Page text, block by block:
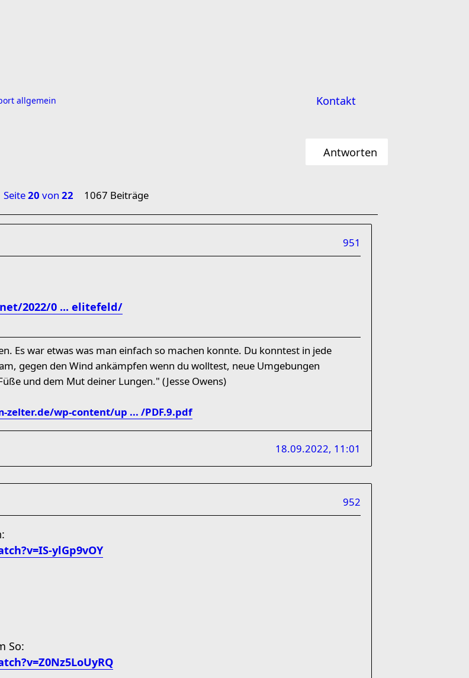
Kontakt
allgemein
Antworten
Seite20 von 22 1067 Beiträge
951
2022/0 ... elitefeld/
Es war etwas was man einfach so machen konnte. Du konntest in jede
gegen den Wind ankämpfen wenn du wolltest, neue Umgebungen
und dem Mut deiner Lungen." (Jesse Owens)
zelter.de/wp-content/up ... /PDF.9.pdf
18.09.2022, 11:01
952
ylGp9vOY
So: